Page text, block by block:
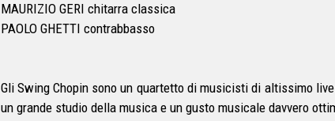
MAURIZIO GERI chitarra classica
PAOLO GHETTI contrabbasso
Gli Swing Chopin sono un quartetto di musicisti di altissimo
un grande studio della musica e un gusto musicale davvero